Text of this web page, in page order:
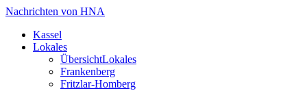
Nachrichten von HNA
Kassel
Lokales
ÜbersichtLokales
Frankenberg
Fritzlar-Homberg